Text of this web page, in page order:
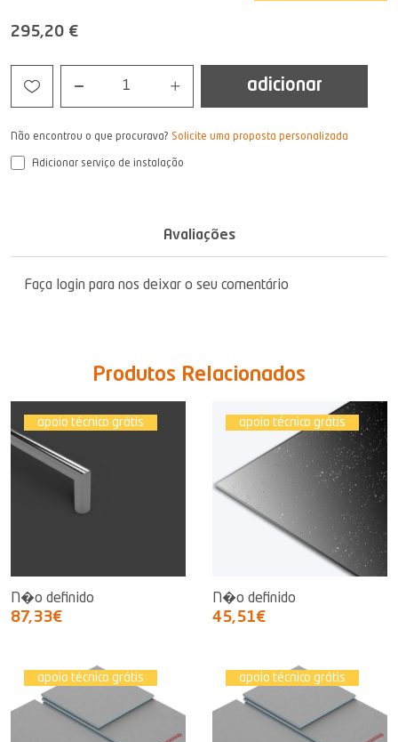
295,20 €
1 adicionar
Não encontrou o que procurava? Solicite uma proposta personalizada
Adicionar serviço de instalação
Avaliações
Faça login para nos deixar o seu comentário
Produtos Relacionados
apoio técnico grátis
N�o definido
87,33€
apoio técnico grátis
N�o definido
45,51€
apoio técnico grátis apoio técnico grátis